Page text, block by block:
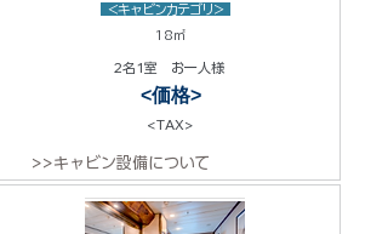
<キャビンカテゴリ>
18㎡
2名1室 お一人様
<価格>
<TAX>
>>キャビン設備について